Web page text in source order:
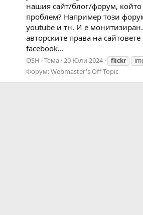
нашия сайт/блог/форум,
проблем? Например този
youtube и тн. И е
авторските права на
facebook...
OSH Тема 20 Юли 2024 flickr
Форум:Webmaster's Off Topic